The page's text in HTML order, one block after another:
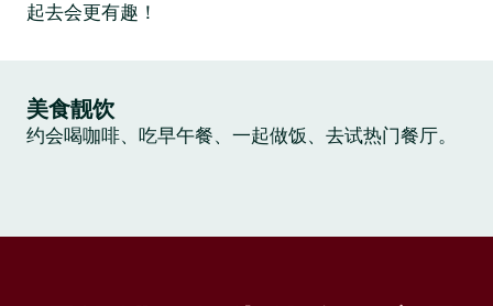
起去会更有趣！
美食靓饮
约会喝咖啡、吃早午餐、一起做饭、去试热门餐厅。